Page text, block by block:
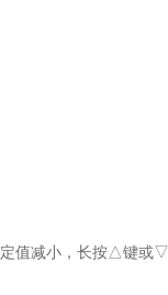
值减小，长按△键或